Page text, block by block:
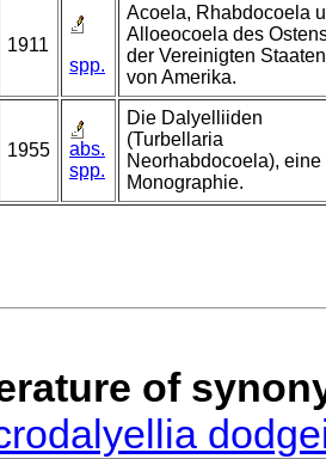
1911
spp.
Acoela, Rhabdocoela
Alloeocoela des
der Vereinigten Staaten
von Amerika.
1955
abs.
spp.
Die Dalyelliiden
(Turbellaria
Neorhabdocoela), eine
Monographie.
of